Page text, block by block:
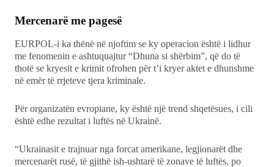
Mercenarë me pagesë
EURPOL-i ka thënë në njoftim se ky operacion është i lidhur
me fenomenin e ashtuquajtur “Dhuna si shërbim”, që do të
thotë se kryesit e krimit ofrohen për t’i kryer aktet e dhunshme
në emër të rrjeteve tjera kriminale.
Për organizatën evropiane, ky është një trend shqetësues, i cili
është edhe rezultat i luftës në Ukrainë.
“Ukrainasit e trajnuar nga forcat amerikane, legjionarët dhe
mercenarët rusë, të gjithë ish-ushtarë të zonave të luftës, po